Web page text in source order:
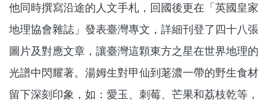
他同時撰寫沿途的人文手札，回國後更在「英國皇家
地理協會雜誌」發表臺灣專文，詳細刊登了四十八張
圖片及對應文章，讓臺灣這顆東方之星在世界地理的
光譜中閃耀著。湯姆生對甲仙到荖濃一帶的野生食材
留下深刻印象，如：愛玉、刺莓、芒果和荔枝乾等，